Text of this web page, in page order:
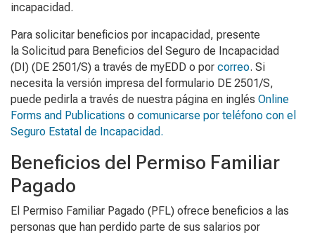
incapacidad.
Para solicitar beneficios por incapacidad, presente
la Solicitud para Beneficios del Seguro de Incapacidad
(DI) (DE 2501/S) a través de myEDD o por correo. Si
necesita la versión impresa del formulario DE 2501/S,
puede pedirla a través de nuestra página en inglés Online
Forms and Publications o comunicarse por teléfono con el
Seguro Estatal de Incapacidad.
Beneficios del Permiso Familiar
Pagado
El Permiso Familiar Pagado (PFL) ofrece beneficios a las
personas que han perdido parte de sus salarios por